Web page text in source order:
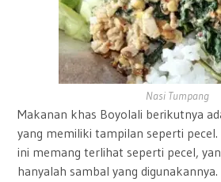
Nasi Tumpang
Makanan khas Boyolali berikutnya
yang memiliki tampilan seperti
ini memang terlihat seperti pecel,
hanyalah sambal yang